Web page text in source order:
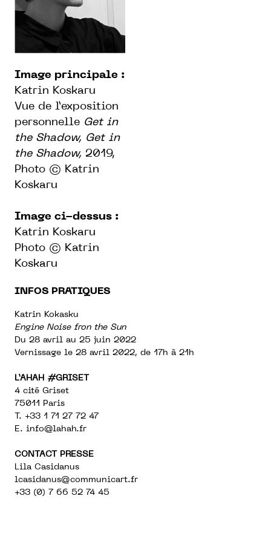
Image principale :
Katrin Koskaru
Vue de l’exposition
personnelle Get in
the Shadow, Get in
the Shadow, 2019,
Photo © Katrin
Koskaru
Image ci-dessus :
Katrin Koskaru
Photo © Katrin
Koskaru
INFOS PRATIQUES
Katrin Kokasku
Engine Noise fron the Sun
Du 28 avril au 25 juin 2022
Vernissage le 28 avril 2022, de 17h à 21h
L’AHAH #GRISET
4 cité Griset
75011 Paris
T. +33 1 71 27 72 47
E. info@lahah.fr
CONTACT PRESSE
Lila Casidanus
lcasidanus@communicart.fr
+33 (0) 7 66 52 74 45